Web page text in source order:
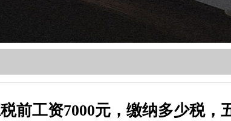
前工资7000元，缴纳多少税，